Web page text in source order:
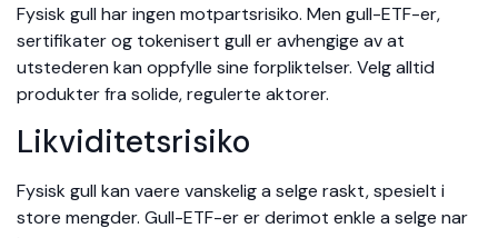
Fysisk gull har ingen motpartsrisiko. Men gull-ETF-er,
sertifikater og tokenisert gull er avhengige av at
utstederen kan oppfylle sine forpliktelser. Velg alltid
produkter fra solide, regulerte aktorer.
Likviditetsrisiko
Fysisk gull kan vaere vanskelig a selge raskt, spesielt i
store mengder. Gull-ETF-er er derimot enkle a selge nar